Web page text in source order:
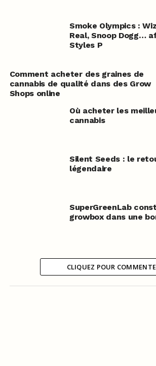
Smoke Olympics :
Real, Snoop Dogg…
Styles P
Comment acheter des graines de
cannabis de qualité dans des Grow
Shops online
Où acheter les
cannabis
Silent Seeds : le
légendaire
SuperGreenLab
growbox dans une
CLIQUEZ POUR